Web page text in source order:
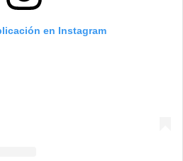
en Instagram